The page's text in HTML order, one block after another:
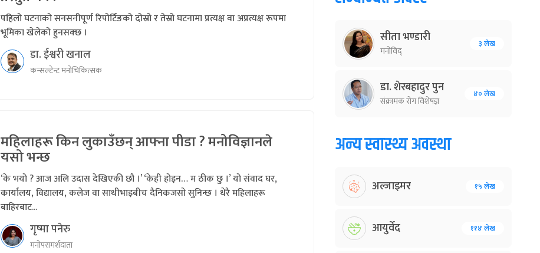
पहिलो घटनाको सनसनीपूर्ण रिपोर्टिङको दोस्रो र तेस्रो घटनामा प्रत्यक्ष वा अप्रत्यक्ष रूपमा
भूमिका खेलेको हुनसक्छ ।
डा. ईश्वरी खनाल
कन्सल्टेन्ट मनोचिकित्सक
महिलाहरू किन लुकाउँछन् आफ्ना पीडा ? मनोविज्ञानले
यसो भन्छ
‘के भयो ? आज अलि उदास देखिएकी छौ ।’ ‘केही होइन… म ठीक छु ।’ यो संवाद घर,
कार्यालय, विद्यालय, कलेज वा साथीभाइबीच दैनिकजसो सुनिन्छ । धेरै महिलाहरू
बाहिरबाट...
गृष्मा पनेरु
मनोपरामर्शदाता
सीता भण्डारी
मनोविद्
३ लेख
डा. शेरबहादुर पुन
संक्रामक रोग विशेषज्ञ
४० लेख
अन्य स्वास्थ्य अवस्था
अल्जाइमर १५ लेख
आयुर्वेद ११४ लेख